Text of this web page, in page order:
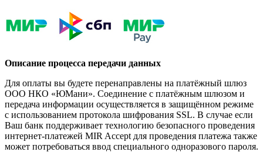
Описание процесса передачи данных
Для оплаты вы будете перенаправлены на платёжный шлюз
ООО НКО «ЮМани». Соединение с платёжным шлюзом и
передача информации осуществляется в защищённом режиме
с использованием протокола шифрования SSL. В случае если
Ваш банк поддерживает технологию безопасного проведения
интернет-платежей MIR Accept для проведения платежа также
может потребоваться ввод специального одноразового пароля.